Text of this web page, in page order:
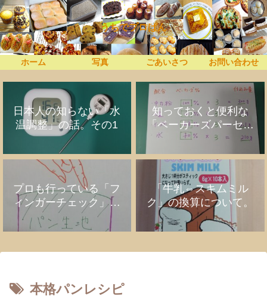
うちでプロぱん
ホーム 写真 ごあいさつ お問い合わせ
日本人の知らない「水
温調整」の話。その1
知っておくと便利な
「ベーカーズパーセン
ト」の話
プロも行っている「フ
ィンガーチェック」の
話。
「牛乳⇔スキムミル
ク」の換算について。
本格パンレシピ